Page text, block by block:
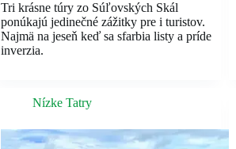
Tri krásne túry zo Súľovských Skál
ponúkajú jedinečné zážitky pre i turistov.
Najmä na jeseň keď sa sfarbia listy a príde
inverzia.
Nízke Tatry